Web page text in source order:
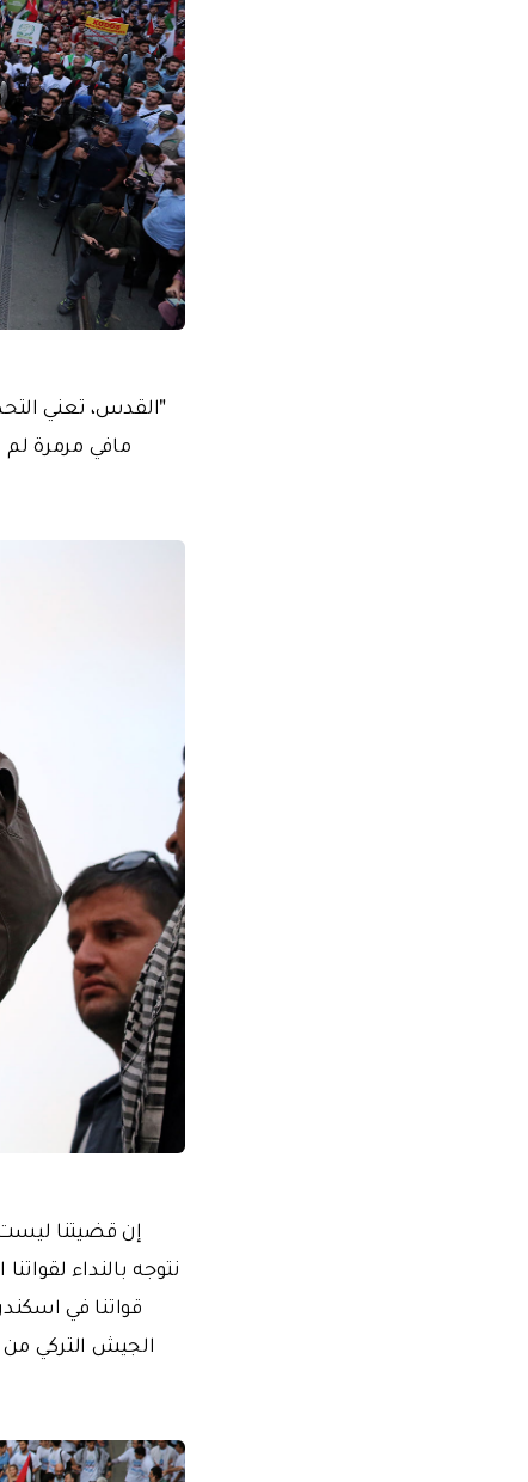
"القدس، تعني
مافي مرمرة لم
إن قضيتنا
الجيش التركي